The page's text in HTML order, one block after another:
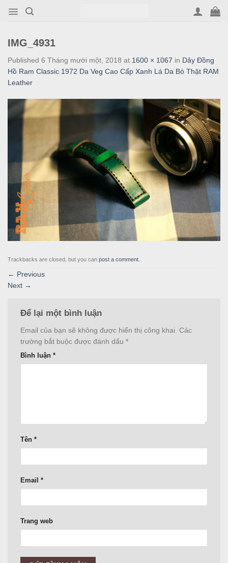
IMG_4931
Published 6 Tháng mười một, 2018 at 1600 × 1067 in Dây Đồng
Hồ Ram Classic 1972 Da Veg Cao Cấp Xanh Lá Da Bò Thật RAM
Leather
Trackbacks are closed, but you can post a comment
← Previous
Next →
Để lại một bình luận
Email của bạn sẽ không được hiển thị công khai. Các
trường bắt buộc được đánh dấu *
Bình luận *
Tên *
Email *
Trang web